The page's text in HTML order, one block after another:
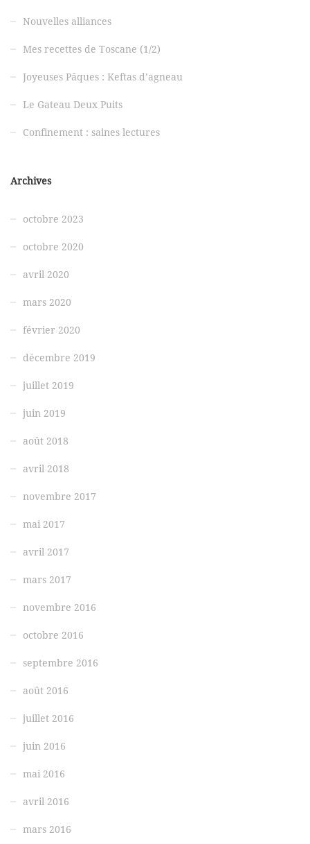
Nouvelles alliances
Mes recettes de Toscane (1/2)
Joyeuses Pâques : Keftas d’agneau
Le Gateau Deux Puits
Confinement : saines lectures
Archives
octobre 2023
octobre 2020
avril 2020
mars 2020
février 2020
décembre 2019
juillet 2019
juin 2019
août 2018
avril 2018
novembre 2017
mai 2017
avril 2017
mars 2017
novembre 2016
octobre 2016
septembre 2016
août 2016
juillet 2016
juin 2016
mai 2016
avril 2016
mars 2016